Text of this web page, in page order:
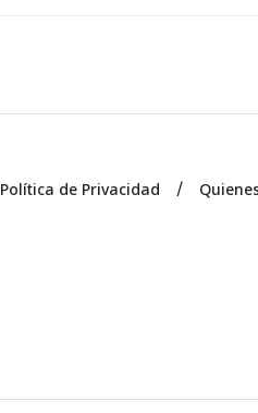
Política de Privacidad